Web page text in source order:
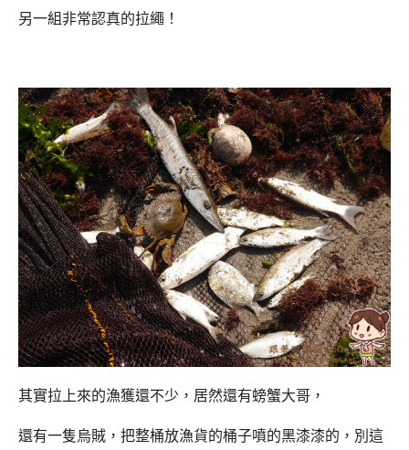
另一組非常認真的拉繩！
其實拉上來的漁獲還不少，居然還有螃蟹大哥，
還有一隻烏賊，把整桶放漁貨的桶子噴的黑漆漆的，別這